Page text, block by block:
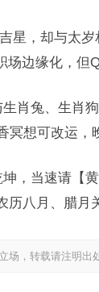
星，却与太
场边缘化，但
肖兔、生肖
冥想可改运
，当速请【
历八月、腊
场，转载请注明出